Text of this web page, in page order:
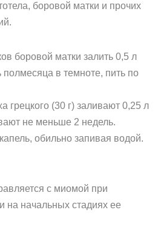
боровой матки и прочих
боровой матки залить 0,5 л
в темноте, пить по
грецкого (30 г) заливают 0,25 л
не меньше 2 недель.
обильно запивая водой.
с миомой при
на начальных стадиях ее